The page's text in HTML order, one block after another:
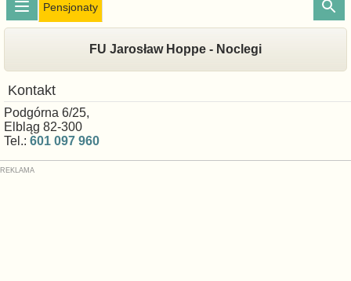
Pensjonaty
FU Jarosław Hoppe - Noclegi
Kontakt
Podgórna 6/25,
Elbląg 82-300
Tel.: 601 097 960